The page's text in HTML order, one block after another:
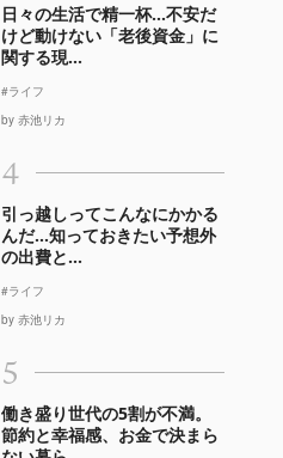
日々の生活で精一杯…不安だ
けど動けない「老後資金」に
関する現...
#ライフ
by 赤池リカ
4
引っ越しってこんなにかかる
んだ…知っておきたい予想外
の出費と...
#ライフ
by 赤池リカ
5
働き盛り世代の5割が不満。
節約と幸福感、お金で決まら